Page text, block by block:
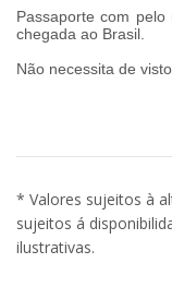
Passaporte com
chegada ao Brasil.
Não necessita de visto.
* Valores sujeitos à
sujeitos á
ilustrativas.